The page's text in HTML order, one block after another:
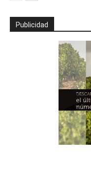
Publicidad